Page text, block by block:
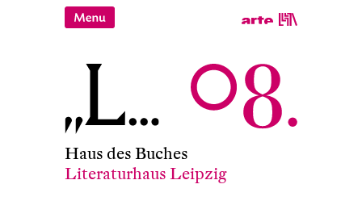
Haus des Buches
Literaturhaus Leipzig